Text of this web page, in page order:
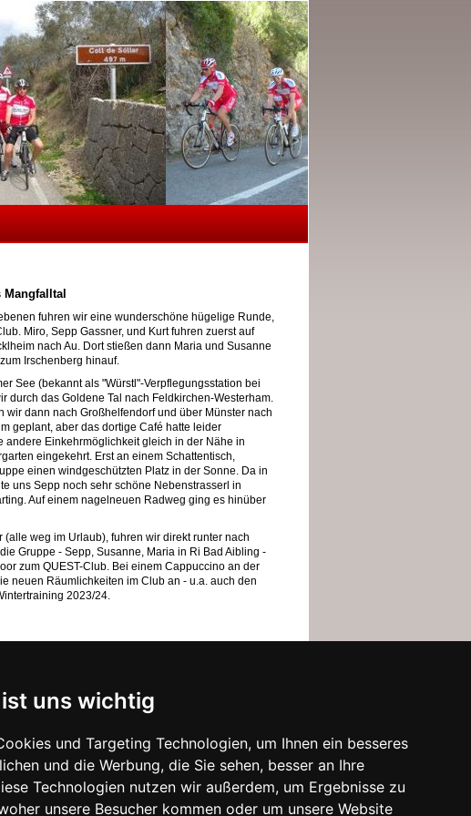
uns wichtig
und Targeting Technologien, um Ihnen ein besseres
und die Werbung, die Sie sehen, besser an Ihre
Technologien nutzen wir außerdem, um Ergebnisse zu
unsere Besucher kommen oder um unsere Website
fuhren wir eine wunderschöne hügelige Runde,
Miro, Sepp Gassner, und Kurt fuhren zuerst auf
nach Au. Dort stießen dann Maria und Susanne
Irschenberg hinauf.
See (bekannt als "Würstl"-Verpflegungsstation bei
durch das Goldene Tal nach Feldkirchen-Westerham.
wir dann nach Großhelfendorf und über Münster nach
geplant, aber das dortige Café hatte leider
andere Einkehrmöglichkeit gleich in der Nähe in
eingekehrt. Erst an einem Schattentisch,
einen windgeschützten Platz in der Sonne. Da in
uns Sepp noch sehr schöne Nebenstrasserl in
Auf einem nagelneuen Radweg ging es hinüber
(alle weg im Urlaub), fuhren wir direkt runter nach
Gruppe - Sepp, Susanne, Maria in Ri Bad Aibling -
zum QUEST-Club. Bei einem Cappuccino an der
neuen Räumlichkeiten im Club an - u.a. auch den
2023/24.